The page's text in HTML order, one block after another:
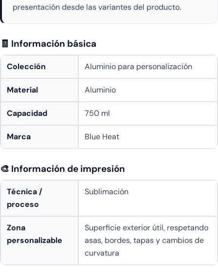
presentación desde las variantes del producto.
🧾 Información básica
Colección Aluminio para personalización
Material Aluminio
Capacidad 750 ml
Marca Blue Heat
🎨 Información de impresión
Técnica /
proceso
Sublimación
Zona
personalizable
Superficie exterior útil, respetando
asas, bordes, tapas y cambios de
curvatura